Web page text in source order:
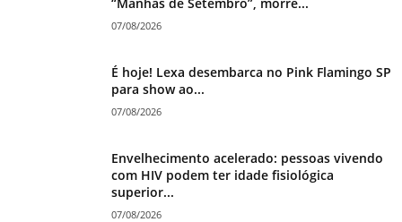
“Manhãs de Setembro”, morre...
07/08/2026
É hoje! Lexa desembarca no Pink Flamingo SP
para show ao...
07/08/2026
Envelhecimento acelerado: pessoas vivendo
com HIV podem ter idade fisiológica
superior...
07/08/2026